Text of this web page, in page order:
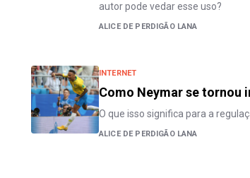
autor pode vedar esse uso?
ALICE DE PERDIGÃO LANA
INTERNET
Como Neymar se tornou
O que isso significa para a
ALICE DE PERDIGÃO LANA